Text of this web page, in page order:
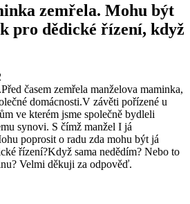
zemřela. Mohu být
pro dědické řízení, když
časem zemřela manželova maminka,
domácnosti.V závěti pořízené u
ve kterém jsme společně bydleli
synovi. S čímž manžel I já
poprosit o radu zda mohu být já
řízení?Když sama nedědím? Nebo to
Velmi děkuji za odpověď.